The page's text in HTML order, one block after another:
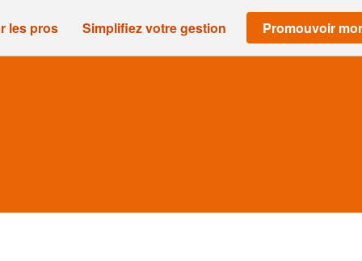
les pros Simplifiez votre gestion Promouvoir